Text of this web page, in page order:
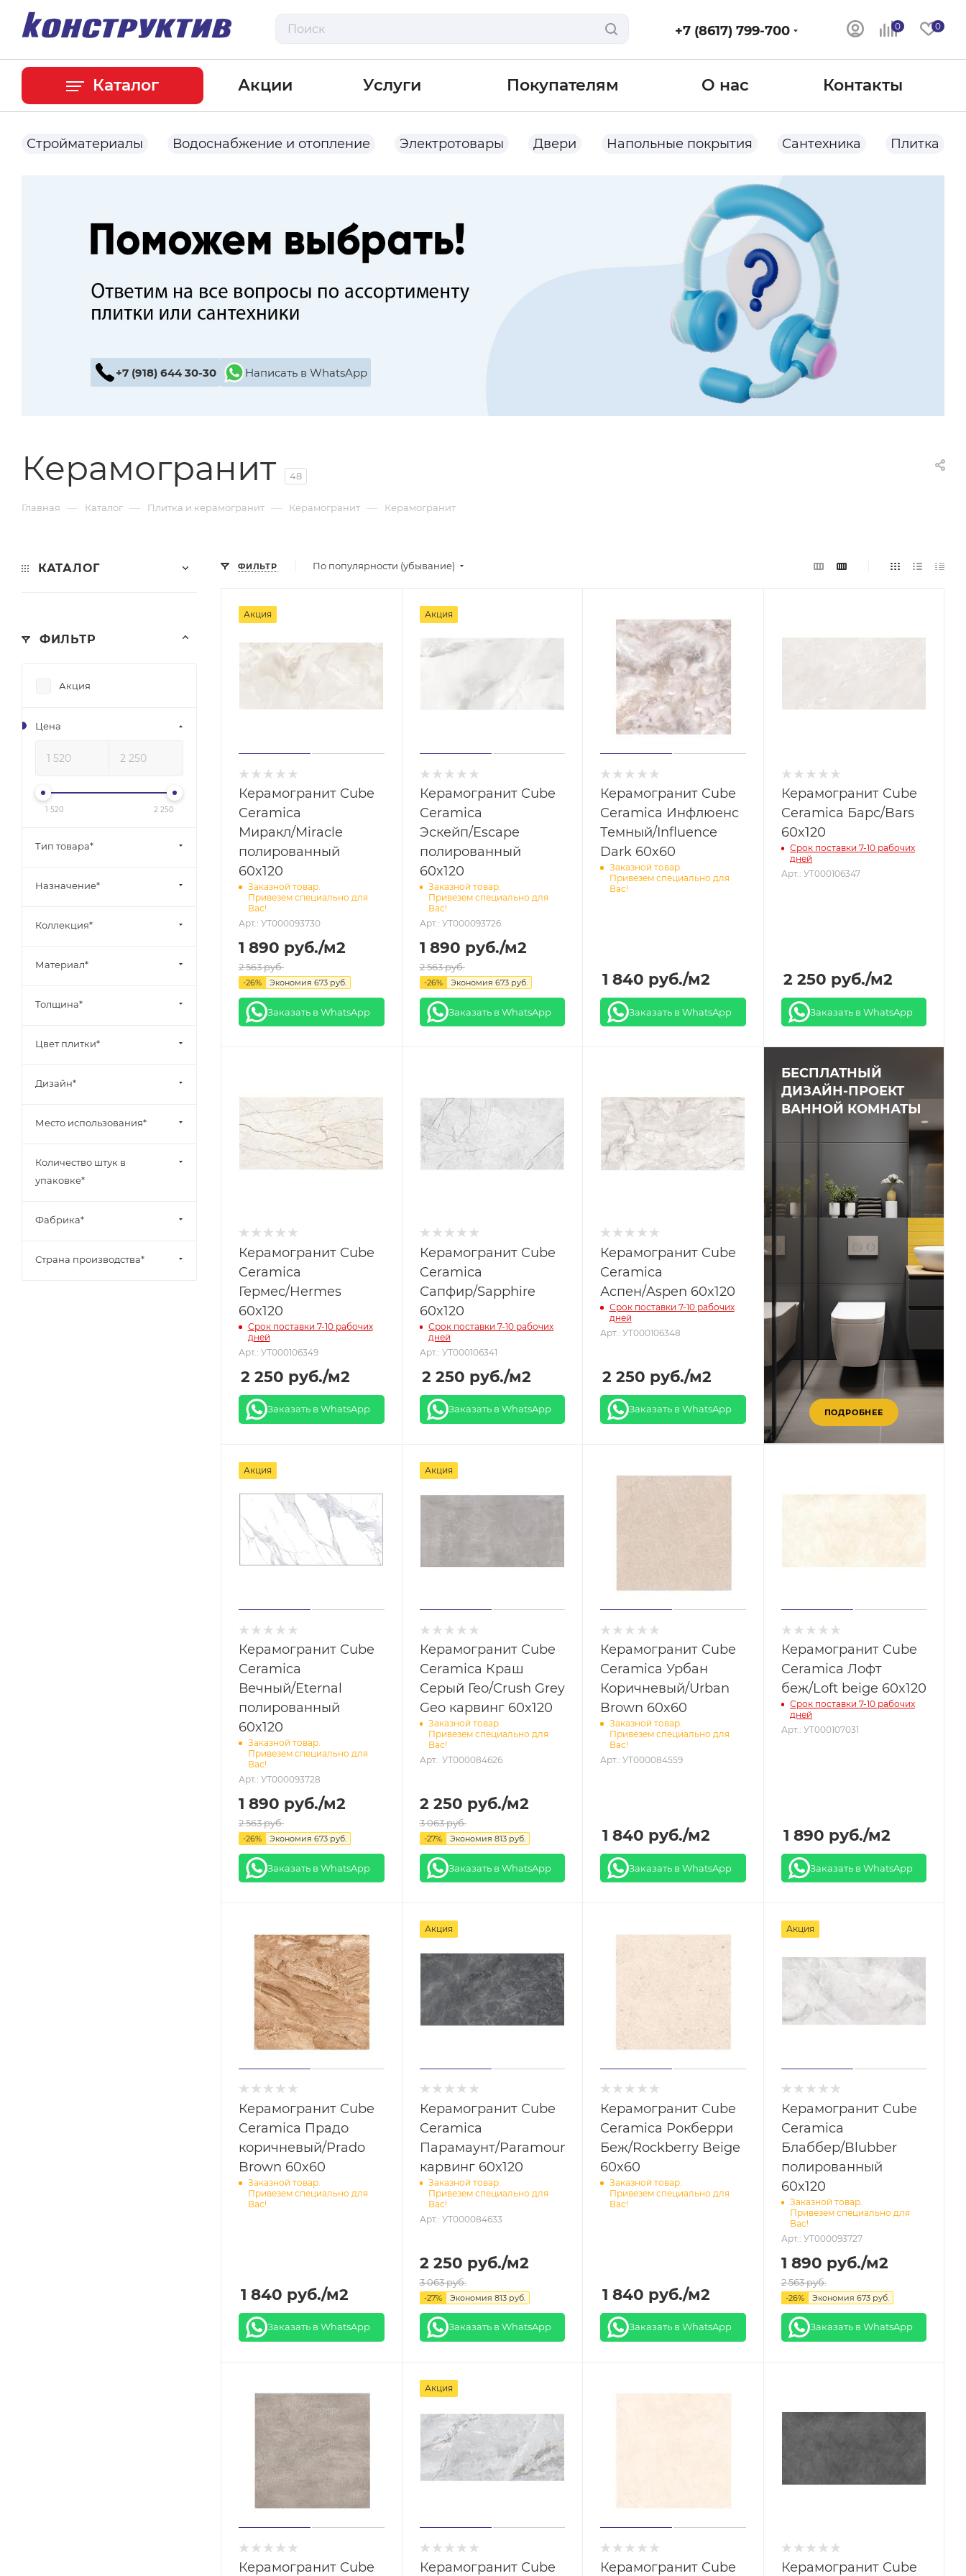
0 0
+7 (8617) 799-700
Каталог Акции Услуги Покупателям О нас Контакты
Стройматериалы Водоснабжение и отопление Электротовары Двери Напольные покрытия Сантехника Плитка
+7 (918) 644 30-30 Написать в WhatsApp
Керамогранит 48
Главная — Каталог — Плитка и керамогранит — Керамогранит — Керамогранит
ФИЛЬТР По популярности (убывание)
Акция
Керамогранит Cube
Ceramica
Миракл/Miracle
полированный
60x120
Заказной товар.
Привезем специально для
Вас!
Арт.: УТ000093730
1 890 руб./м2
2 563руб.
-26% Экономия 673 руб.
Заказать в WhatsApp
Акция
Керамогранит Cube
Ceramica
Эскейп/Escape
полированный
60x120
Заказной товар.
Привезем специально для
Вас!
Арт.: УТ000093726
1 890 руб./м2
2 563руб.
-26% Экономия 673руб.
Заказать в WhatsApp
Керамогранит Cube
Ceramica Инфлюенс
Темный/Influence
Dark 60x60
Заказной товар.
Привезем специально для
Вас!
1 840 руб./м2
Заказать в WhatsApp
Керамогранит Cube
Ceramica Барс/Bars
60x120
Срок поставки 7-10 рабочих
дней
Арт.: УТ000106347
2 250 руб./м2
Заказать в WhatsApp
Керамогранит Cube
Ceramica
Гермес/Hermes
60x120
Срок поставки 7-10 рабочих
дней
Арт.: УТ000106349
2 250 руб./м2
Заказать в WhatsApp
Керамогранит Cube
Ceramica
Сапфир/Sapphire
60x120
Срок поставки 7-10 рабочих
дней
Арт.: УТ000106341
2 250 руб./м2
Заказать в WhatsApp
Керамогранит Cube
Ceramica
Аспен/Aspen 60x120
Срок поставки 7-10 рабочих
дней
Арт.: УТ000106348
2 250 руб./м2
Заказать в WhatsApp
БЕСПЛАТНЫЙ
ДИЗАЙН-ПРОЕКТ
ВАННОЙ КОМНАТЫ
ПОДРОБНЕЕ
Акция
Керамогранит Cube
Ceramica
Вечный/Eternal
полированный
60x120
Заказной товар.
Привезем специально для
Вас!
Арт.: УТ000093728
1 890 руб./м2
2 563руб.
-26% Экономия 673 руб.
Заказать в WhatsApp
Акция
Керамогранит Cube
Ceramica Краш
Серый Гео/Crush Grey
Geo карвинг 60x120
Заказной товар.
Привезем специально для
Вас!
Арт.: УТ000084626
2 250 руб./м2
3 063руб.
-27% Экономия 813руб.
Заказать в WhatsApp
Керамогранит Cube
Ceramica Урбан
Коричневый/Urban
Brown 60x60
Заказной товар.
Привезем специально для
Вас!
Арт.: УТ000084559
1 840 руб./м2
Заказать в WhatsApp
Керамогранит Cube
Ceramica Лофт
беж/Loft beige 60x120
Срок поставки 7-10 рабочих
дней
Арт.: УТ000107031
1 890 руб./м2
Заказать в WhatsApp
Керамогранит Cube
Ceramica Прадо
коричневый/Prado
Brown 60x60
Заказной товар.
Привезем специально для
Вас!
1 840 руб./м2
Заказать в WhatsApp
Акция
Керамогранит Cube
Ceramica
Парамаунт/Paramount
карвинг 60x120
Заказной товар.
Привезем специально для
Вас!
Арт.: УТ000084633
2 250 руб./м2
3 063руб.
-27% Экономия 813руб.
Заказать в WhatsApp
Керамогранит Cube
Ceramica Рокберри
Беж/Rockberry Beige
60x60
Заказной товар.
Привезем специально для
Вас!
1 840 руб./м2
Заказать в WhatsApp
Акция
Керамогранит Cube
Ceramica
Блаббер/Blubber
полированный
60x120
Заказной товар.
Привезем специально для
Вас!
Арт.: УТ000093727
1 890 руб./м2
2 563руб.
-26% Экономия 673руб.
Заказать в WhatsApp
Керамогранит Cube
Акция
Керамогранит Cube Керамогранит Cube Керамогранит Cube
КАТАЛОГ
ФИЛЬТР
Акция
Цена
1 520 2 250
Тип товара*
Назначение*
Коллекция*
Материал*
Толщина*
Цвет плитки*
Дизайн*
Место использования*
Количество штук в
упаковке*
Фабрика*
Страна производства*